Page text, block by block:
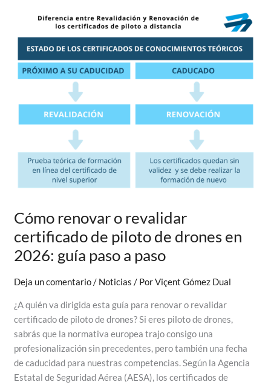
de
puertas
abiertas
de
Local
Paiporta
Cómo renovar o revalidar
certificado de piloto de drones en
2026: guía paso a paso
Deja un comentario/ Noticias / PorViçent Gómez Dual
¿A quién va dirigida esta guía para renovar o revalidar
certificado de piloto de drones? Si eres piloto de drones,
sabrás que la normativa europea trajo consigo una
profesionalización sin precedentes, pero también una fecha
de caducidad para nuestras competencias. Según la Agencia
Estatal de Seguridad Aérea (AESA), los certificados de